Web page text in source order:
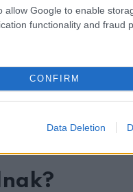
allow Google to enable
functionality and fraud
CONFIRM
Data Deletion
5 percig, majd add